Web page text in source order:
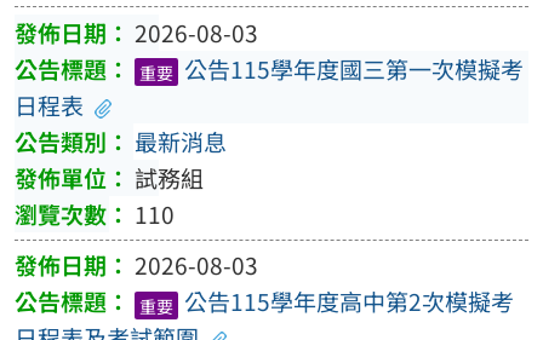
2026-08-03
重要 公告115學年度國三第一次模擬考
日程表
最新消息
試務組
110
2026-08-03
重要 公告115學年度高中第2次模擬考